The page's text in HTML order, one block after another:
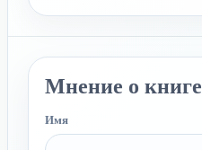
Мнение о книге
Имя